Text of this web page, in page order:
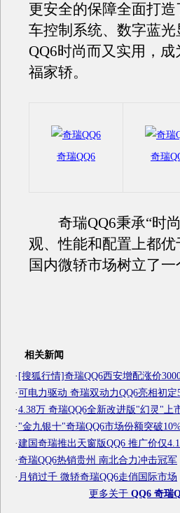
更安全的保障全面打
车控制系统、数字蓝
QQ6时尚而又实用，
福家轿。
奇瑞QQ6 奇瑞
奇瑞QQ6秉承“时尚
观、性能和配置上都
国内微轿市场树立了
相关新闻
·[搜狐行情]奇瑞QQ6西安增配涨价
·可电力驱动 奇瑞双动力QQ6亮相初定
·4.38万 奇瑞QQ6全新改进版"幻灵"上
·"金九银十"奇瑞QQ6市场份额突破
·建国奇瑞推出天窗版QQ6 推广价仅
·奇瑞QQ6热销贵州 南北合力冲击冠军
· 月销过千 微轿奇瑞QQ6走俏国际市场
更多关于 QQ6 奇瑞